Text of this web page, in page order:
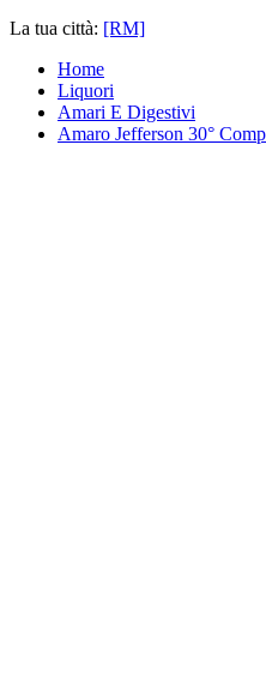
La tua città: [RM]
Home
Liquori
Amari E Digestivi
Amaro Jefferson 30°